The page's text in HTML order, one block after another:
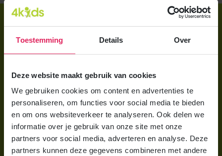
Toestemming Details Over
Deze website maakt gebruik van cookies
We gebruiken cookies om content en advertenties te
personaliseren, om functies voor social media te bieden
en om ons websiteverkeer te analyseren. Ook delen we
informatie over je gebruik van onze site met onze
partners voor social media, adverteren en analyse. Deze
partners kunnen deze gegevens combineren met andere
Aanmelden bij 4Kids
Berekening maken
Voor ouders
Wat is gastouderopvang?
Wat kost een gastouder?